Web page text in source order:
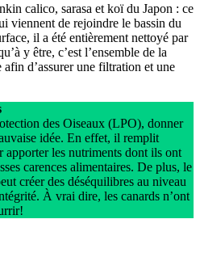
calico, sarasa et koï du Japon : ce
viennent de rejoindre le bassin du
il a été entièrement nettoyé par
y être, c’est l’ensemble de la
d’assurer une filtration et une
des Oiseaux (LPO), donner
idée. En effet, il remplit
apporter les nutriments dont ils ont
carences alimentaires. De plus, le
créer des déséquilibres au niveau
À vrai dire, les canards n’ont